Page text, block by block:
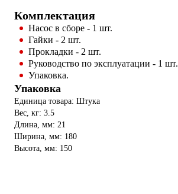
Комплектация
Насос в сборе - 1 шт.
Гайки - 2 шт.
Прокладки - 2 шт.
Руководство по эксплуатации - 1 шт.
Упаковка.
Упаковка
Единица товара: Штука
Вес, кг: 3.5
Длина, мм: 21
Ширина, мм: 180
Высота, мм: 150